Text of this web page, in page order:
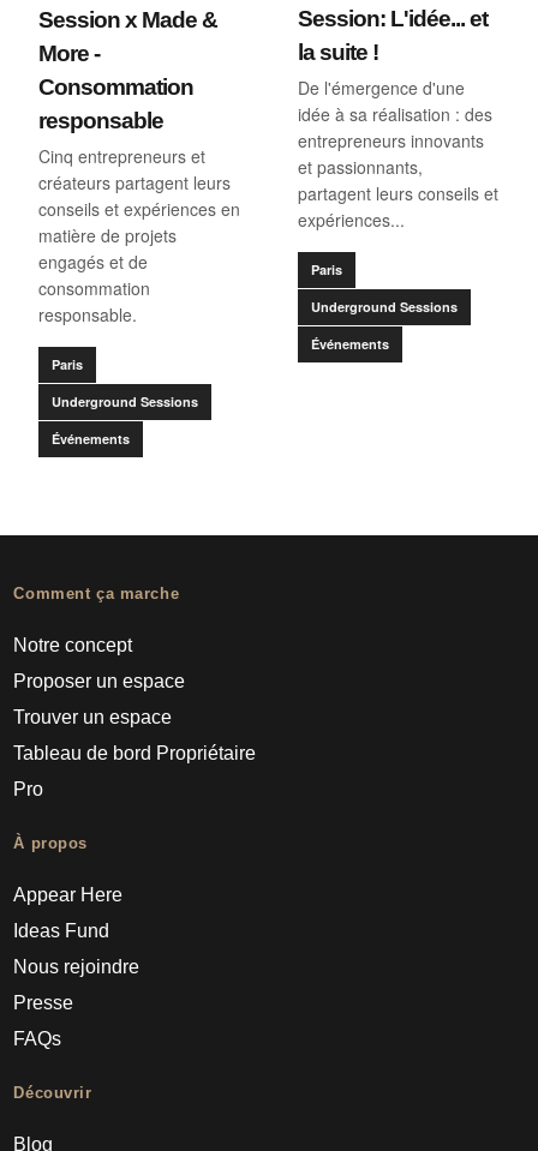
Session x Made &
More -
Consommation
responsable
Cinq entrepreneurs et
créateurs partagent leurs
conseils et expériences en
matière de projets
engagés et de
consommation
responsable.
Paris
Underground Sessions
Événements
Session: L'idée... et
la suite !
De l'émergence d'une
idée à sa réalisation : des
entrepreneurs innovants
et passionnants,
partagent leurs conseils et
expériences...
Paris
Underground Sessions
Événements
Comment ça marche
Notre concept
Proposer un espace
Trouver un espace
Tableau de bord Propriétaire
Pro
À propos
Appear Here
Ideas Fund
Nous rejoindre
Presse
FAQs
Découvrir
Blog